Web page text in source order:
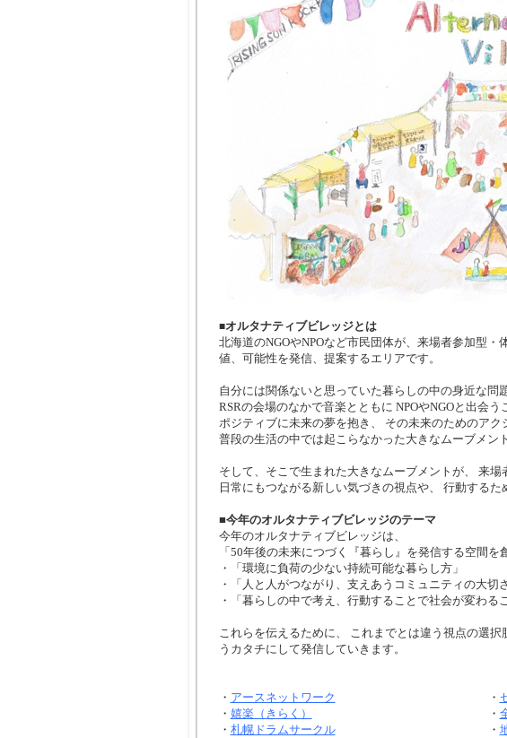
■オルタナティブビレッジとは
北海道のNGOやNPOなど市民団体が、来場者参加型
値、可能性を発信、提案するエリアです。
自分には関係ないと思っていた暮らしの中の身近な問
RSRの会場のなかで音楽とともに NPOやNGOと出会う
ポジティブに未来の夢を抱き、 その未来のためのアク
普段の生活の中では起こらなかった大きなムーブメン
そして、そこで生まれた大きなムーブメントが、 来場
日常にもつながる新しい気づきの視点や、 行動するた
■今年のオルタナティブビレッジのテーマ
今年のオルタナティブビレッジは、
「50年後の未来につづく『暮らし』を発信する空間を
・「環境に負荷の少ない持続可能な暮らし方」
・「人と人がつながり、支えあうコミュニティの大切さ
・「暮らしの中で考え、行動することで社会が変わる
これらを伝えるために、 これまでとは違う視点の選
うカタチにして発信していきます。
・ アースネットワーク ・
・ 嬉楽（きらく） ・
・ 札幌ドラムサークル ・